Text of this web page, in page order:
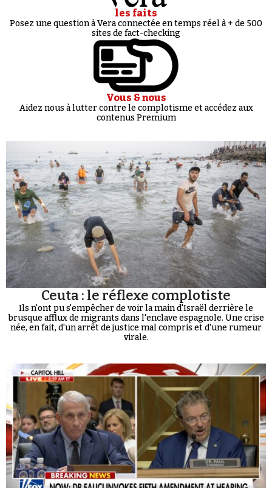
les faits
Posez une question à Vera connectée en temps réel à + de 500
sites de fact-checking
Vous & nous
Aidez nous à lutter contre le complotisme et accédez aux
contenus Premium
Ceuta : le réflexe complotiste
Ils n'ont pu s'empêcher de voir la main d'Israël derrière le
brusque afflux de migrants dans l'enclave espagnole. Une crise
née, en fait, d'un arrêt de justice mal compris et d'une rumeur
virale.